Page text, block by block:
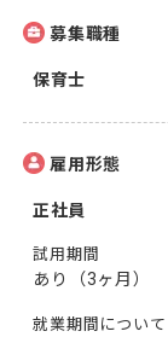
募集職種
保育士
雇用形態
正社員
試用期間
あり（3ヶ月）
就業期間について